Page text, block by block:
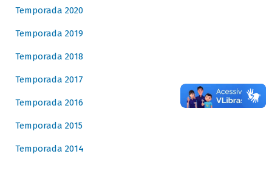
Temporada 2020
Temporada 2019
Temporada 2018
Temporada 2017
Temporada 2016
Temporada 2015
Temporada 2014